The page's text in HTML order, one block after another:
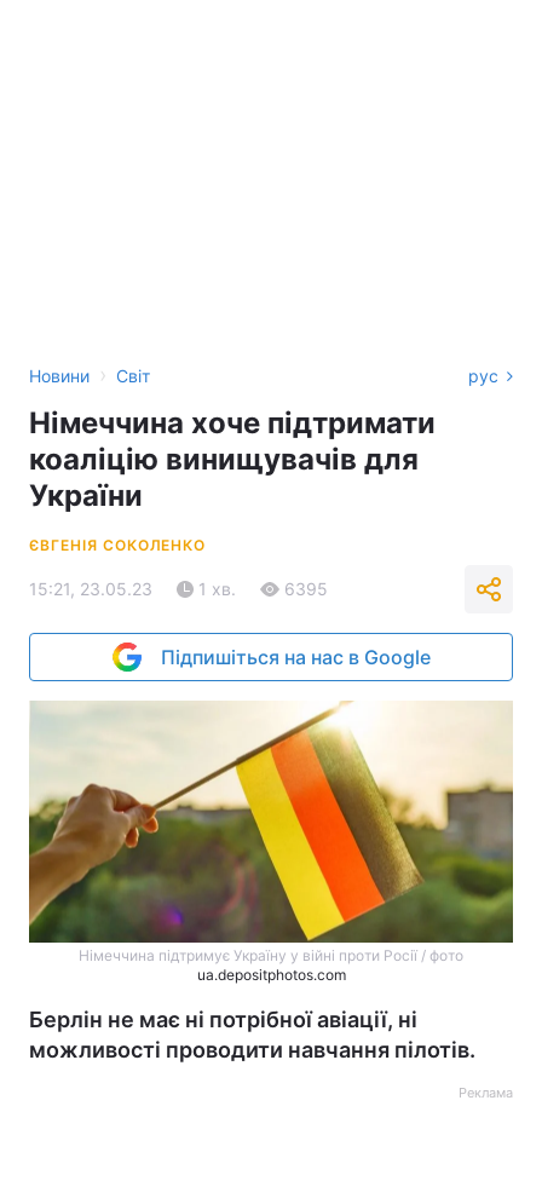
Новини › Світ рус
Німеччина хоче підтримати
коаліцію винищувачів для
України
ЄВГЕНІЯ СОКОЛЕНКО
15:21, 23.05.23 1 хв. 6395
Підпишіться на нас в Google
Німеччина підтримує Україну у війні проти Росії / фото
ua.depositphotos.com
Берлін не має ні потрібної авіації, ні
можливості проводити навчання пілотів.
Реклама